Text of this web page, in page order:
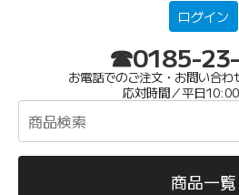
ログイン
☎0185-
お電話でのご注文・お問い合わ
応対時間／平日
商品一覧